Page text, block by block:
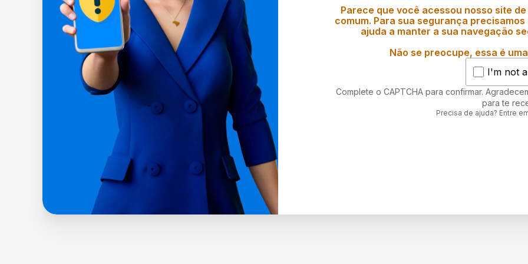
Parece que você acessou nosso site
comum. Para sua segurança
ajuda a manter a sua navegação
Não se preocupe, essa é
I'm not
Complete o CAPTCHA para confirmar.
para te
Precisa de ajuda? Entre